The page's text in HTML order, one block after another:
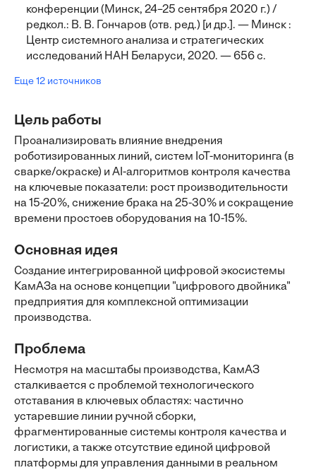
конференции (Минск, 24–25 сентября 2020 г.) /
редкол.: В. В. Гончаров (отв. ред.) [и др.]. — Минск :
Центр системного анализа и стратегических
исследований НАН Беларуси, 2020. — 656 с.
Еще 12 источников
Цель работы
Проанализировать влияние внедрения
роботизированных линий, систем IoT-мониторинга (в
сварке/окраске) и AI-алгоритмов контроля качества
на ключевые показатели: рост производительности
на 15-20%, снижение брака на 25-30% и сокращение
времени простоев оборудования на 10-15%.
Основная идея
Создание интегрированной цифровой экосистемы
КамАЗа на основе концепции "цифрового двойника"
предприятия для комплексной оптимизации
производства.
Проблема
Несмотря на масштабы производства, КамАЗ
сталкивается с проблемой технологического
отставания в ключевых областях: частично
устаревшие линии ручной сборки,
фрагментированные системы контроля качества и
логистики, а также отсутствие единой цифровой
платформы для управления данными в реальном